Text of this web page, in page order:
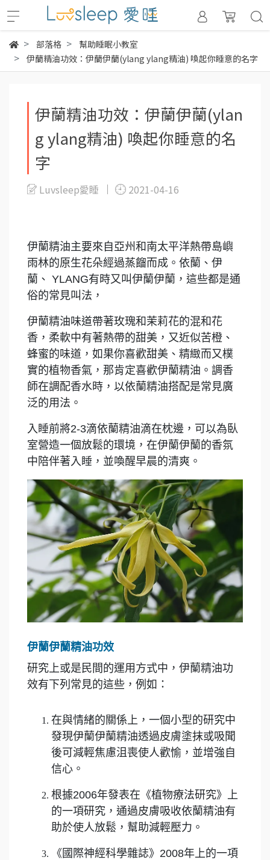
部落格
幫助睡眠小教室
伊蘭精油功效：伊蘭伊蘭(ylang ylang精油) 喚起你睡意的名字
伊蘭精油功效：伊蘭伊蘭(ylan
g ylang精油) 喚起你睡意的名
字
Luvsleep愛睡 2021-04-16
伊蘭精油主要來自亞州和南太平洋熱帶島嶼
雨林的原生花朵經過蒸餾而成。依蘭、伊
蘭、 YLANG有時又叫伊蘭伊蘭，這些都是通
俗的常見叫法，
伊蘭精油味道帶著玫瑰和茉莉花的混和花
香，柔軟中有著熱帶的甜美，又近似苦橙、
蜂蜜的味道，如果你喜歡甜美、精緻而又樸
實的植物香氣，那肯定喜歡伊蘭精油。調香
師在調配香水時，以依蘭精油搭配是常見廣
泛的用法。
入睡前將2-3滴依蘭精油滴在枕邊，可以為臥
室營造一個放鬆的環境，在伊蘭伊蘭的香氛
中陪伴著入睡，並喚醒早晨的清爽。
伊蘭伊蘭精油功效
研究上或是民間的運用方式中，伊蘭精油功
效有下列常見的這些，例如：
在與情緒的關係上，一個小型的研究中
發現伊蘭伊蘭精油透過皮膚塗抹或吸聞
後可減輕焦慮沮喪使人歡愉，並增強自
信心。
根據2006年發表在《植物療法研究》上
的一項研究，通過皮膚吸收依蘭精油有
助於使人放鬆，幫助減輕壓力。
《國際神經科學雜誌》2008年上的一項